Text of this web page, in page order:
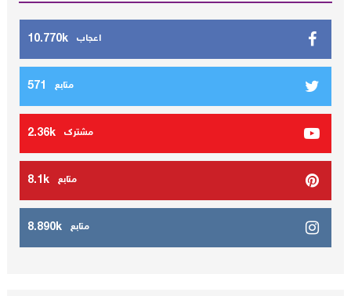
10.770k اعجاب
571 متابع
2.36k مشترك
8.1k متابع
8.890k متابع